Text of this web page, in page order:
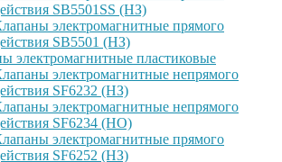
SB5501SS (НЗ)
электромагнитные прямого
SB5501 (НЗ)
электромагнитные пластиковые
электромагнитные непрямого
SF6232 (НЗ)
электромагнитные непрямого
SF6234 (НО)
электромагнитные прямого
SF6252 (НЗ)